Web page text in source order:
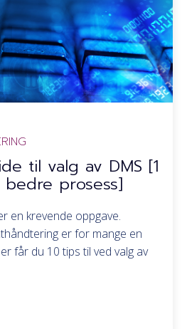
til valg av DMS [1
prosess]
en krevende oppgave.
er for mange en
får du 10 tips til ved valg av